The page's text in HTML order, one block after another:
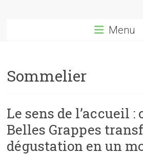
Menu
Sommelier
Le sens de l’accueil
Belles Grappes
dégustation en un